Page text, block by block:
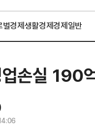
벌경제생활경제경제일반
업손실 190